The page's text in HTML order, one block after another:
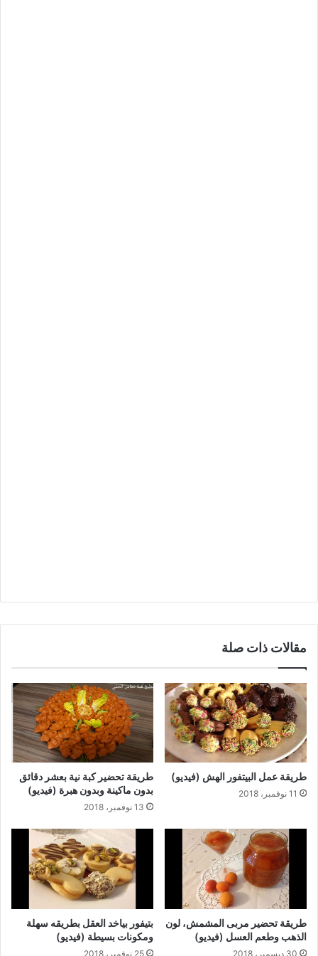
مقالات ذات صلة
طريقة عمل البيتفور الهش (فيديو)
11 نوفمبر، 2018
طريقة تحضير كبة نية بعشر دقائق
بدون ماكينة وبدون هبرة (فيديو)
13 نوفمبر، 2018
طريقة تحضير مربى المشمش، لون
الذهب وطعم العسل (فيديو)
30 ديسمبر، 2018
بتيفور بياخد العقل بطريقه سهلة
ومكونات بسيطة (فيديو)
25 نوفمبر، 2018